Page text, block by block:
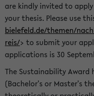
are kindly invited to
your thesis. Please use
bielefeld.de/themen/
reis/> to submit your
applications is 30
The Sustainability
(Bachelor's or Master's